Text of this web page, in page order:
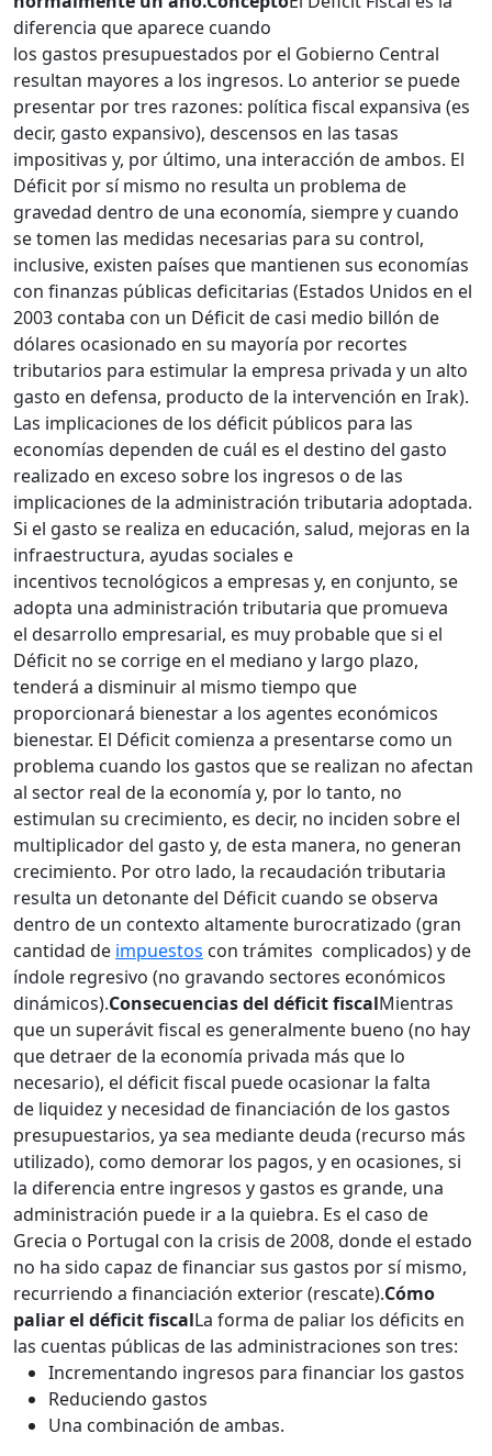
diferencia que aparece cuando
los gastos presupuestados por el Gobierno Central
resultan mayores a los ingresos. Lo anterior se puede
presentar por tres razones: política fiscal expansiva (es
decir, gasto expansivo), descensos en las tasas
impositivas y, por último, una interacción de ambos. El
Déficit por sí mismo no resulta un problema de
gravedad dentro de una economía, siempre y cuando
se tomen las medidas necesarias para su control,
inclusive, existen países que mantienen sus economías
con finanzas públicas deficitarias (Estados Unidos en el
2003 contaba con un Déficit de casi medio billón de
dólares ocasionado en su mayoría por recortes
tributarios para estimular la empresa privada y un alto
gasto en defensa, producto de la intervención en Irak).
Las implicaciones de los déficit públicos para las
economías dependen de cuál es el destino del gasto
realizado en exceso sobre los ingresos o de las
implicaciones de la administración tributaria adoptada.
Si el gasto se realiza en educación, salud, mejoras en la
infraestructura, ayudas sociales e
incentivos tecnológicos a empresas y, en conjunto, se
adopta una administración tributaria que promueva
el desarrollo empresarial, es muy probable que si el
Déficit no se corrige en el mediano y largo plazo,
tenderá a disminuir al mismo tiempo que
proporcionará bienestar a los agentes económicos
bienestar. El Déficit comienza a presentarse como un
problema cuando los gastos que se realizan no afectan
al sector real de la economía y, por lo tanto, no
estimulan su crecimiento, es decir, no inciden sobre el
multiplicador del gasto y, de esta manera, no generan
crecimiento. Por otro lado, la recaudación tributaria
resulta un detonante del Déficit cuando se observa
dentro de un contexto altamente burocratizado (gran
cantidad de impuestos con trámites complicados) y de
índole regresivo (no gravando sectores económicos
dinámicos).Consecuencias del déficit fiscalMientras
que un superávit fiscal es generalmente bueno (no hay
que detraer de la economía privada más que lo
necesario), el déficit fiscal puede ocasionar la falta
de liquidez y necesidad de financiación de los gastos
presupuestarios, ya sea mediante deuda (recurso más
utilizado), como demorar los pagos, y en ocasiones, si
la diferencia entre ingresos y gastos es grande, una
administración puede ir a la quiebra. Es el caso de
Grecia o Portugal con la crisis de 2008, donde el estado
no ha sido capaz de financiar sus gastos por sí mismo,
recurriendo a financiación exterior (rescate).Cómo
paliar el déficit fiscalLa forma de paliar los déficits en
las cuentas públicas de las administraciones son tres:
Incrementando ingresos para financiar los gastos
Reduciendo gastos
Una combinación de ambas.